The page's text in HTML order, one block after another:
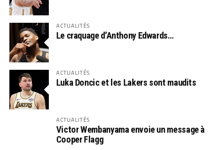
ACTUALITÉS
Le craquage d’Anthony Edwards…
ACTUALITÉS
Luka Doncic et les Lakers sont maudits
ACTUALITÉS
Victor Wembanyama envoie un message à
Cooper Flagg